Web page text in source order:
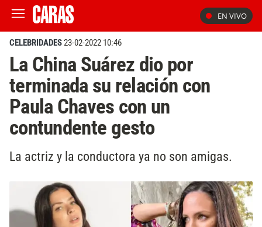
EN VIVO
CELEBRIDADES23-02-2022 10:46
La China Suárez dio por
terminada su relación con
Paula Chaves con un
contundente gesto
La actriz y la conductora ya no son amigas.